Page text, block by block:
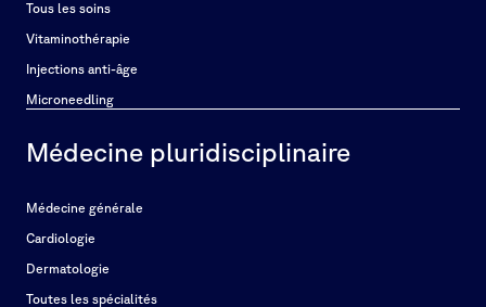
Tous les soins
Vitaminothérapie
Injections anti-âge
Microneedling
Médecine pluridisciplinaire
Médecine générale
Cardiologie
Dermatologie
Toutes les spécialités